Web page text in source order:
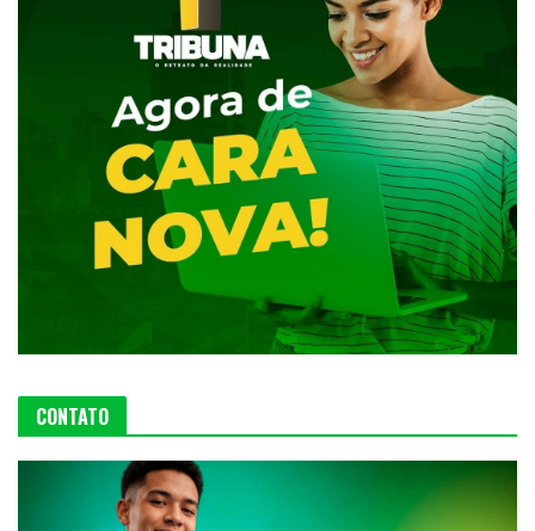
CONTATO